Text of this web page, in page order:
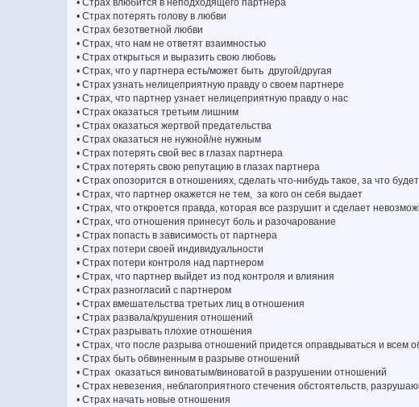
• Страх влюбится в неподходящего партнера
• Страх потерять голову в любви
• Страх безответной любви
• Страх, что нам не ответят взаимностью
• Страх открыться и выразить свою любовь
• Страх, что у партнера есть/может быть другой/другая
• Страх узнать нелицеприятную правду о своем партнере
• Страх, что партнер узнает нелицеприятную правду о нас
• Страх оказаться третьим лишним
• Страх оказаться жертвой предательства
• Страх оказаться не нужной/не нужным
• Страх потерять свой вес в глазах партнера
• Страх потерять свою репутацию в глазах партнера
• Страх опозорится в отношениях, сделать что-нибудь такое, за что
• Страх, что партнер окажется не тем, за кого он себя выдает
• Страх, что откроется правда, которая все разрушит и сделает
• Страх, что отношения принесут боль и разочарование
• Страх попасть в зависимость от партнера
• Страх потери своей индивидуальности
• Страх потери контроля над партнером
• Страх, что партнер выйдет из под контроля и влияния
• Страх разногласий с партнером
• Страх вмешательства третьих лиц в отношения
• Страх развала/крушения отношений
• Страх разрывать плохие отношения
• Страх, что после разрыва отношений придется оправдываться и всем
• Страх быть обвиненным в разрыве отношений
• Страх оказаться виноватым/виноватой в разрушении отношений
• Страх невезения, неблагоприятного стечения обстоятельств,
• Страх начать новые отношения